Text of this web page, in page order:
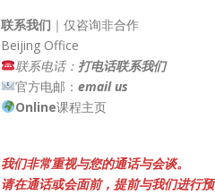
联系我们 ｜仅咨询非合作
Beijing Office
联系电话： 打电话联系我们
官方电邮： email us
Online课程主页
我们非常重视与您的通话与会谈。
请在通话或会面前，提前与我们进行预